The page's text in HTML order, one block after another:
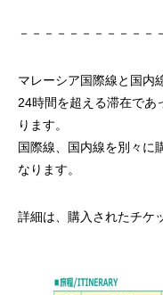
－－－－－－－－－－－
マレーシア国際線と国内
24時間を超える滞在であ
ります。
国際線、国内線を別々に
なります。
詳細は、購入されたチケ